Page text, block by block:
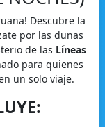
Descubre la
por las dunas
de las Líneas
para quienes
un solo viaje.